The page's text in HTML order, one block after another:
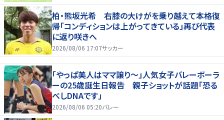
柏・熊坂光希 右膝の大けがを乗り越えて本格復
帰「コンディションは上がってきている」再び代表
に返り咲きへ
2026/08/06 17:07サッカー
「やっぱ美人はママ譲り～」人気女子バレーボーラ
ーの25歳誕生日報告 親子ショットが話題「恐る
べしDNAです」
2026/08/06 05:20バレー